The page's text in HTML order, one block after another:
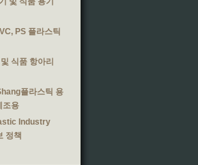
PS 플라스틱
식품 항아리
플라스틱 용
조용
Industry
정책